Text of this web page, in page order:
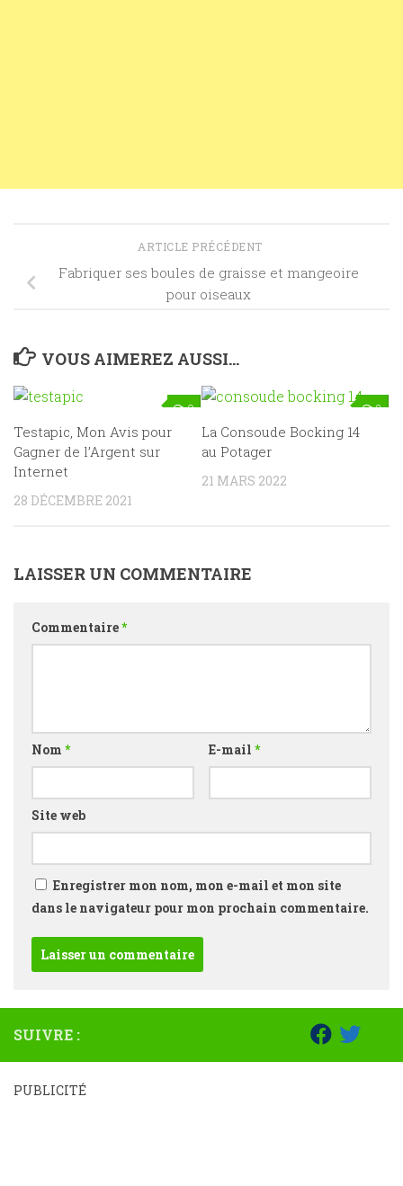
ARTICLE PRÉCÉDENT
Fabriquer ses boules de graisse et mangeoire
pour oiseaux
VOUS AIMEREZ AUSSI...
0
Testapic, Mon Avis pour
Gagner de l’Argent sur
Internet
28 DÉCEMBRE 2021
2
La Consoude Bocking 14
au Potager
21 MARS 2022
LAISSER UN COMMENTAIRE
Commentaire*
Nom * E-mail *
Site web
Enregistrer mon nom, mon e-mail et mon site
dans le navigateur pour mon prochain commentaire.
SUIVRE :
PUBLICITÉ